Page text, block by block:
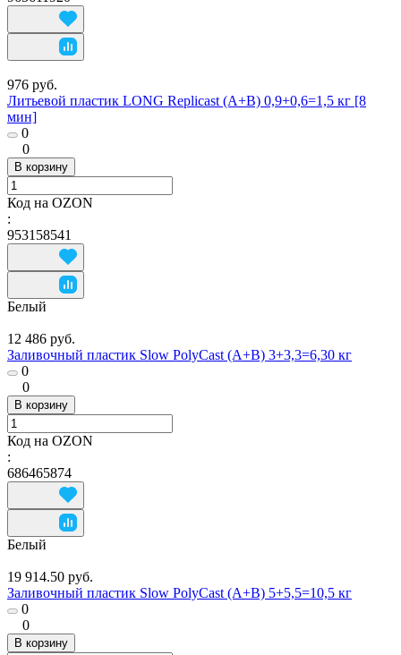
976 руб.
Литьевой пластик LONG Replicast (А+В) 0,9+0,6=1,5 кг [8
мин]
0
0
В корзину
Код на OZON
:
953158541
Белый
12 486 руб.
Заливочный пластик Slow PolyCast (A+B) 3+3,3=6,30 кг
0
0
В корзину
Код на OZON
:
686465874
Белый
19 914.50 руб.
Заливочный пластик Slow PolyCast (A+B) 5+5,5=10,5 кг
0
0
В корзину